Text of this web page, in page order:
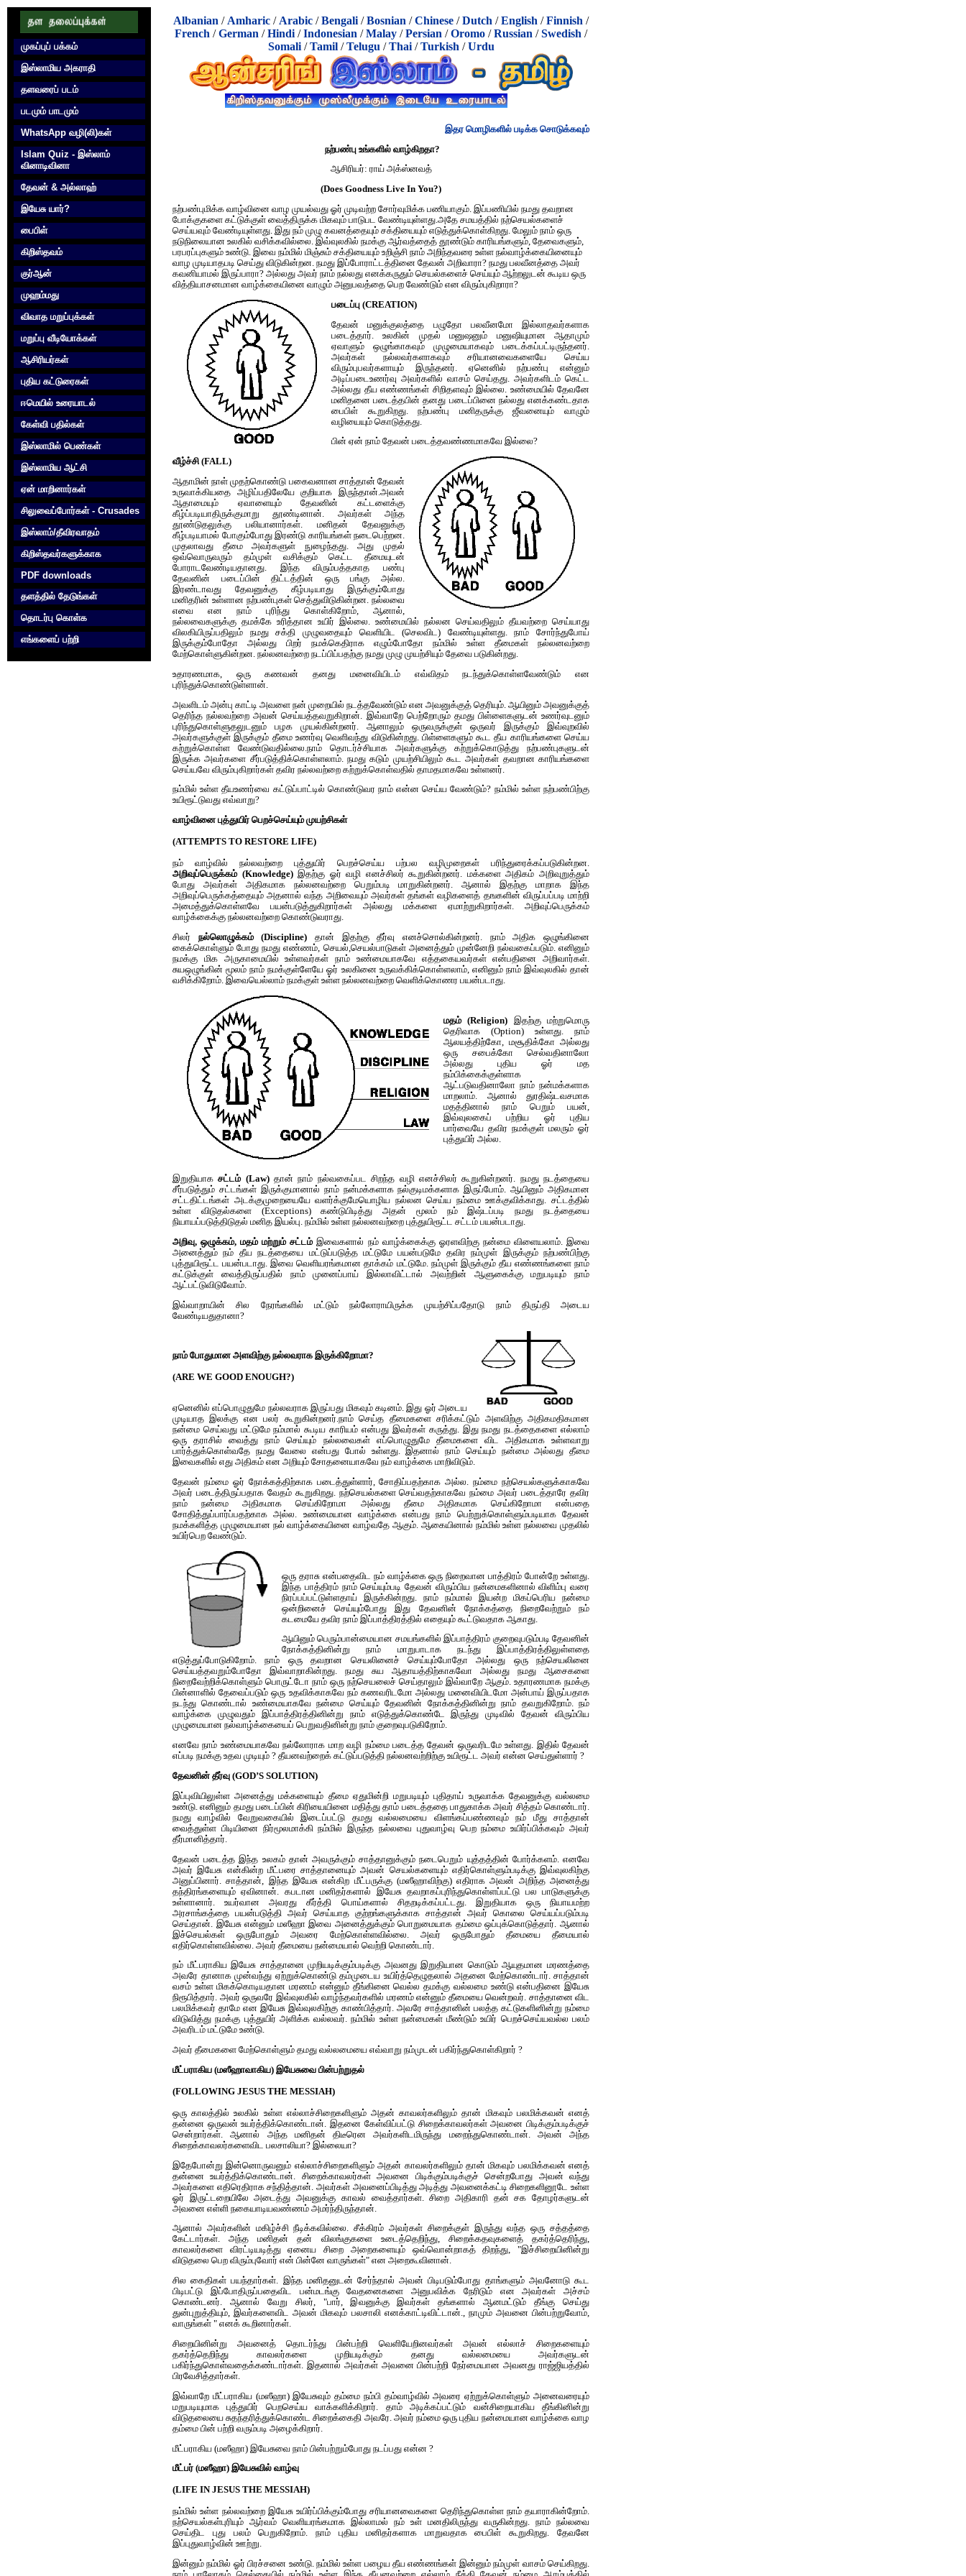
முகப்புப் பக்கம்
இஸ்லாமிய அகராதி
தளவரைப் படம்
படமும் பாடமும்
WhatsApp வழி(லி)கள்
Islam Quiz - இஸ்லாம்
வினாடிவினா
தேவன் & அல்லாஹ்
இயேசு யார்?
பைபிள்
கிறிஸ்தவம்
குர்‍ஆன்
முஹம்மது
விவாத மறுப்புக்கள்
மறுப்பு வீடியோக்கள்
ஆசிரியர்கள்
புதிய கட்டுரைகள்
ஈமெயில் உரையாடல்
கேள்வி பதில்கள்
இஸ்லாமில் பெண்கள்
இஸ்லாமிய ஆட்சி
ஏன் மாறினார்கள்
சிலுவைப்போர்கள் - Crusades
இஸ்லாம்/தீவிரவாதம்
கிறிஸ்தவர்களுக்காக‌
PDF downloads
தளத்தில் தேடுங்கள்
தொடர்பு கொள்க‌
எங்களைப் பற்றி
Albanian / Amharic / Arabic /Bengali /Bosnian /Chinese /Dutch /English /Finnish /
French /German /Hindi /Indonesian /Malay /Persian /Oromo /Russian /Swedish /
Somali/Tamil/Telugu /Thai/Turkish /Urdu
இதர மொழிகளில் படிக்க சொடுக்கவும்
நற்பண்பு உங்களில் வாழ்கிறதா?
ஆசிரியர்: ராய் அக்ஸ்னவத்
(Does Goodness Live In You?)
ந‌ற்ப‌ண்புமிக்க வாழ்வினை வாழ முய‌ல்வ‌து ஓர் முடிவ‌ற்ற சோர்வுமிக்க பணியாகும். இப்பணியில் ந‌ம‌து த‌வ‌றான
போக்குக‌ளை க‌ட்டுக்குள் வைத்திருக்க மிக‌வும் பாடுப‌ட‌ வேண்டியுள்ள‌து.அதே ச‌மயத்தில் நற்செய‌ல்களைச்
செய்யவும் வேண்டியுள்ளது. இது நம் முழு கவனத்தையும் சக்தியையும் எடுத்துக்கொள்கிற‌து. மேலும் நாம் ஒரு
நடுநிலையான உலகில் வசிக்கவில்லை. இவ்வுலகில் நமக்கு ஆர்வத்தைத் தூண்டும் காரியங்களும், தேவைகளும்,
பரபரப்புகளும் உண்டு. இவை நம்மில் மிஞ்சும் சக்தியையும் உறிஞ்சி நாம் அறிந்தவரை உள்ள நல்வாழ்க்கையினையும்
வாழ முடியாதபடி செய்து விடுகின்றன‌. நமது இப்போராட்டத்தினை தேவன் அறிவாரா? நமது பலவீனத்தை அவர்
கவனியாமல் இருப்பாரா? அல்லது அவர் நாம் நல்லது என‌க்கருதும் செயல்களைச் செய்யும் ஆற்றலுடன் கூடிய ஒரு
வித்தியாசனமான‌ வாழ்க்கையினை வாழும் அனுபவத்தை பெற வேண்டும் என விரும்புகிறாரா?
படைப்பு (CREATION)
தேவன் மனுக்குலத்தை பழுதோ பலவீனமோ இல்லாதவர்களாக‌
படைத்தார். உலகின் முதல் மனுஷனும் ம‌னுஷியுமான ஆதாமும்
ஏவாளும் ஒழுங்காகவும் முழுமையாகவும் படைக்கப்பட்டிருந்தனர்.
அவர்கள் நல்லவர்களாகவும் சரியானவைகளையே செய்ய
விரும்புபவர்களாயும் இருந்தனர். ஏனெனில் நற்பண்பு என்னும்
அடிப்படைஉண‌ர்வு அவர்களில் வாசம் செய்தது. அவர்களிடம் கெட்ட
அல்லது தீய எண்ணங்கள் சிறிதளவும் இல்லை. உண்மையில் தேவனே
மனிதனை படைத்தபின் தனது படைப்பினை நல்லது எனக்கண்டதாக
பைபிள் கூறுகிறது. நற்பண்பு மனிதருக்கு ஜீவனையும் வாழும்
வழியையும் கொடுத்த‌து.
பின் ஏன் நாம் தேவன் படைத்தவண்ணமாகவே இல்லை?
வீழ்ச்சி (FALL)
ஆதாமின் நாள் முதற்கொண்டு பகைவனான சாத்தான் தேவன்
உருவாக்கியதை அழிப்பதிலேயே குறியாக இருந்தான்.அவன்
ஆதாமையும் ஏவாளையும் தேவனின் கட்டளைக்கு
கீழ்ப்படியாதிருக்குமாறு தூண்டினான். அவர்கள் அந்த
தூண்டுதலுக்கு பலியானார்கள். மனிதன் தேவனுக்கு
கீழ்படியாமல் போகும்போது இரண்டு காரியங்கள் நடைபெற்றன.
முதலாவது தீமை அவர்களுள் நுழைந்தது. அது முதல்
ஒவ்வொருவரும் தம்முள் வசிக்கும் கெட்ட தீமையுடன்
போராடவேண்டியதானது. இந்த விரும்பத்தகாத பண்பு
தேவனின் படைப்பின் திட்டத்தின் ஒரு பங்கு அல்ல.
இரண்டாவது தேவனுக்கு கீழ்படியாது இருக்கும்போது
மனிதரின் உள்ளான நற்பண்புகள் செத்துவிடுகின்றன. நல்லவை
எவை என‌ நாம் புரிந்து கொள்கிறோம், ஆனால்,
நல்லவைகளுக்கு தமக்கே உரித்தான உயிர் இல்லை. உண்மையில் நல்லன செய்வதிலும் தீயவற்றை செய்யாது
விலகியிருப்பதிலும் நமது சக்தி முழுவதையும் வெளியிட (செலவிட) வேண்டியுள்ளது. நாம் சோர்ந்துபோய்
இருக்கும்போதோ அல்லது பிறர் நமக்கெதிராக எழும்போதோ நம்மில் உள்ள தீமைகள் நல்லனவற்றை
மேற்கொள்ளுகின்றன. நல்லனவற்றை நடப்பிப்பதற்கு நமது முழு முயற்சியும் தேவை படுகின்றது.
உதாரணமாக, ஒரு கணவன் தனது மனைவியிடம் எவ்விதம் நடந்துக்கொள்ளவேண்டும் என
புரிந்துக்கொண்டுள்ளான்.
அவளிடம் அன்பு காட்டி அவளை நன் முறையில் நடத்தவேண்டும் என அவனுக்குத் தெரியும். ஆயினும் அவ‌னுக்குத்
தெரிந்த நல்லவற்றை அவன் செய்யத்தவறுகிறான். இவ்வாறே பெற்றோரும் தமது பிள்ளைகளுடன் உணர்வுடனும்
புரிந்துகொள்ளுதலுடனும் பழக முயல்கின்றனர். ஆனாலும் ஒருவருக்குள் ஒருவர் இருக்கும் இவ்வுறவில்
அவர்களுக்குள் இருக்கும் தீமை உணர்வு வெளிவந்து விடுகின்றது. பிள்ளைகளும் கூட தீய காரியங்களை செய்ய‌
கற்றுக்கொள்ள வேண்டுவதில்லை.நாம் தொடர்ச்சியாக அவர்களுக்கு க‌ற்றுக்கொடுத்து நற்பண்புகளுடன்
இருக்க‌ அவர்களை சீர்படுத்திக்கொள்ளலாம். நமது கடும் முயற்சியிலும் கூட அவர்கள் தவறான காரியங்களை
செய்யவே விரும்புகிறார்கள் தவிர நல்லவற்றை கற்றுக்கொள்வதில் தாமதமாகவே உள்ளனர்.
நம்மில் உள்ள தீயஉணர்வை கட்டுப்பாட்டில் கொண்டுவர நாம் என்ன செய்ய வேண்டும்? நம்மில் உள்ள நற்பண்பிற்கு
உயிரூட்டுவது எவ்வாறு?
வாழ்வினை புத்துயிர் பெறச்செய்யும் முயற்சிகள்
(ATTEMPTS TO RESTORE LIFE)
நம் வாழ்வில் நல்லவற்றை புத்துயிர் பெறச்செய்ய பற்பல வழிமுறைகள் பரிந்துரைக்கப்படுகின்றன.
அறிவுப்பெருக்கம் (Knowledge)இதற்கு ஓர் வழி என‌ச்சிலர் கூறுகின்றனர். மக்களை அதிகம் அறிவுறுத்தும்
போது அவர்கள் அதிகமாக நல்லனவற்றை பெறும்படி மாறுகின்றனர். ஆனால் இதற்கு மாறாக இந்த
அறிவுப்பெருக்கத்தையும் அதனால் வந்த அறிவையும் அவர்கள் தங்கள் வழிகளைத் தஙகளின் விருப்ப‌ப்படி மாற்றி
அமைத்துக்கொள்ளவே பயன்படுத்துகிறார்கள் அல்லது மக்களை ஏமாற்றுகிறார்கள். அறிவுப்பெருக்கம்
வாழ்க்கைக்கு நல்லனவற்றை கொண்டுவராது.
சிலர் நல்லொழுக்கம் (Discipline) தான் இதற்கு தீர்வு எனச்சொல்கின்றனர். நாம் அதிக ஒழுங்கினை
கைக்கொள்ளும் போது நமது எண்ணம், செயல்,செயல்பாடுகள் அனைத்தும் முன்னேறி நல்வகைப்படும். எனினும்
நமக்கு மிக அருகாமையில் உள்ளவர்கள் நாம் உண்மையாகவே எத்தகையவர்கள் என்பதினை அறிவார்கள்.
சுய‌ஒழுங்கின் மூலம் நாம் நமக்குள்ளேயே ஓர் உலகினை உருவக்கிக்கொள்ளலாம், எனினும் நாம் இவ்வுலகில் தான்
வசிக்கிறோம். இவையெல்லாம் நமக்குள் உள்ள‌ நல்லனவற்றை வெளிக்கொணர பயன்படாது.
மதம் (Religion) இதற்கு மற்றுமொரு
தெரிவாக (Option) உள்ளது. நாம்
ஆல‌யத்திற்கோ, மசூதிக்கோ அல்லது
ஒரு சபைக்கோ செல்வதினாலோ
அல்லது புதிய ஓர் மத
நம்பிக்கைக்குள்ளாக
ஆட்படுவதினாலோ நாம் நன்மக்களாக
மாறலாம். ஆனால் துரதிஷ்டவச‌மாக‌
மதத்தினால் நாம் பெறும் பயன்,
இவ்வுல‌கைப் ப‌ற்றிய‌ ஓர் புதிய‌
பார்வையே த‌விர‌ ந‌ம‌க்குள் ம‌ல‌ரும் ஓர்
புத்துயிர் அல்ல‌.
இறுதியாகசட்டம் (Law)தான் நாம் நல்வகைப்பட சிறந்த வழி எனச்சிலர் கூறுகின்ற‌னர். நமது நடத்தையை
சீர்படுத்தும் சட்டங்கள் இருக்குமானால் நாம் நன்மக்களாக நல்குடிமக்களாக‌ இருப்போம். ஆயினும் அதிகமான
சட்டதிட்டங்கள் அடக்குமுறையையே வளர்க்குமேயொழிய‌ நல்லன செய்ய நம்மை ஊக்குவிக்காது. சட்டத்தில்
உள்ள விடுதல்களை (Exceptions) கண்டுபிடித்து அதன் மூலம் நம் இஷ்டப்படி நமது நடத்தையை
நியாயப்படுத்திடுதல் மனித இயல்பு. நம்மில் உள்ள நல்லனவற்றை புத்துயிரூட்ட சட்டம் பயன்படாது.
அறிவு, ஒழுக்க‌ம், ம‌த‌ம் ம‌ற்றும் ச‌ட்ட‌ம்இவைகளால் ந‌ம் வாழ்க்கைக்கு ஓரளவிற்கு நன்மை விளையலாம். இவை
அனைத்தும் ந‌ம் தீய‌ ந‌ட‌த்தையை ம‌ட்டுப்ப‌டுத்த‌ ம‌ட்டுமே ப‌ய‌ன்ப‌டுமே தவிர‌ ந‌ம்முள் இருக்கும் நற்ப‌ண்பிற்கு
புத்துயிரூட்ட‌ ப‌ய‌ன்ப‌டாது. இவை வெளிய‌ர‌ங்க‌மான தாக்கம் மட்டுமே. நம்முள் இருக்கும் தீய எண்ணங்களை நாம்
கட்டுக்குள் வைத்திருப்ப‌தில் நாம் முனைப்பாய் இல்லாவிட்டால் அவற்றின் ஆளுகைக்கு மறுபடியும் நாம்
ஆட்பட்டுவிடுவோம்.
இவ்வாறாயின் சில நேரங்களில் மட்டும் நல்லோராயிருக்க முயற்சிப்பதோடு நாம் திருப்தி அடைய
வேண்டியதுதானா?
நாம் போதுமான அளவிற்கு நல்லவராக இருக்கிறோமா?
(ARE WE GOOD ENOUGH?)
ஏனெனில் எப்பொழுதுமே நல்லவராக இருப்பது மிகவும் கடினம். இது ஓர் அடைய
முடியாத இலக்கு என பலர் கூறுகின்றனர்.நாம் செய்த‌ தீமைக‌ளை ச‌ரிக்க‌ட்டும் அள‌விற்கு அதிகமதிகமான‌
ந‌ன்மை செய்வ‌து ம‌ட்டுமே நம்மால் கூடிய‌ காரிய‌ம் என்ப‌து இவ‌ர்க‌ள் க‌ருத்து. இது ந‌ம‌து ந‌ட‌த்தைக‌ளை எல்லாம்
ஒரு த‌ராசில் வைத்து நாம் செய்யும் நல்லவைகள் எப்பொழுதுமே தீமைகளை விட அதிகமாக உள்ளவாறு
பார்த்துக்கொள்வதே நமது வேலை என்பது போல் உள்ளது. இதனால் நாம் செய்யும் நன்மை அல்லது தீமை
இவைகளில் எது அதிகம் என அறியும் சோதனையாகவே நம் வாழ்க்கை மாறிவிடும்.
தேவன் நம்மை ஓர் நோக்கத்திற்காக படைத்துள்ளார், சோதிப்பதற்காக அல்ல. நம்மை நற்செயல்களுக்காகவே
அவர் படைத்திருப்பதாக வேதம் கூறுகிறது. நற்செயல்களை செய்வதற்காகவே நம்மை அவர் படைத்தாரே தவிர
நாம் நன்மை அதிகமாக செய்கிறோமா அல்லது தீமை அதிகமாக செய்கிறோமா என்பதை
சோதித்துப்பார்ப்பதற்காக அல்ல. உண்மையான‌ வாழ்க்கை என்பது நாம் பெற்றுக்கொள்ளும்படியாக தேவன்
நமக்களித்த முழுமையான நல் வாழ்க்கையினை வாழ்வதே ஆகும். ஆகையினால் நம்மில் உள்ள நல்லவை முதலில்
உயிர்பெற வேண்டும்.
ஒரு தராசு என்பதைவிட நம் வாழ்க்கை ஒரு நிறைவான பாத்திரம் போன்றே உள்ளது.
இந்த பாத்திரம் நாம் செய்யும்படி தேவன் விரும்பிய நன்மைகளினால் விளிம்பு வரை
நிரப்பப்பட்டுள்ளதாய் இருக்கின்றது. நாம் நம்மால் இயன்ற மிகப்பெரிய நன்மை
ஒன்றினைச் செய்யும்போது இது தேவனின் நோக்கத்தை நிறைவேற்றும் நம்
கடமையே தவிர நாம் இப்பாத்திரத்தில் எதையும் கூட்டுவதாக ஆகாது.
ஆயினும் பெரும்பான்மையான‌ ச‌ம‌ய‌ங்க‌ளில் இப்பாத்திர‌ம் குறைவுப‌டும்ப‌டி தேவனின்
நோக்க‌த்தினின்று நாம் மாறுபாடாக‌ நடந்து இப்பாத்திரத்திலுள்ளதை
எடுத்துப்போடுகிறோம். நாம் ஒரு தவறான செய‌லினைச் செய்யும்போதோ அல்ல‌து ஒரு ந‌ற்செய‌லினை
செய்ய‌த்த‌வ‌றும்போதோ இவ்வாறாகின்ற‌து. ந‌ம‌து சுய‌ ஆதாயத்திற்காக‌வோ அல்ல‌து ந‌ம‌து ஆசைகளை
நிறைவேற்றிக்கொள்ளும் பொருட்டோ நாம் ஒரு ந‌ற்செய‌லைச் செய்தாலும் இவ்வாறே ஆகும். உதார‌ண‌மாக‌ ந‌ம‌க்கு
பின்னாளில் தேவைப்ப‌டும் ஒரு உத‌விக்காக‌வே ந‌ம் க‌ண‌வ‌ரிட‌மோ அல்ல‌து ம‌னைவியிட‌மோ அன்பாய் இருப்ப‌தாக‌
ந‌டந்து கொண்டால் உண்மையாக‌வே ந‌ன்மை செய்யும் தேவனின் நோக்க‌த்தினின்று நாம் த‌வ‌றுகிறோம். ந‌ம்
வாழ்க்கை முழுவ‌தும் இப்பாத்திர‌த்தினின்று நாம் எடுத்துக்கொண்டே இருந்து முடிவில் தேவன் விரும்பிய‌
முழுமையான‌ ந‌ல்வாழ்க்கையைப் பெறுவதினின்று நாம் குறைவுப‌டுகிறோம்.
என‌வே நாம் உண்மையாக‌வே ந‌ல்லோராக‌ மாற‌ வ‌ழி நம்மை படைத்த தேவன் ஒருவ‌ரிட‌மே உள்ள‌து. இதில் தேவன்
எப்ப‌டி ந‌ம‌க்கு உத‌வ‌ முடியும் ? தீய‌ன‌வ‌ற்றைக் கட்டுப்ப‌டுத்தி ந‌ல்ல‌ன‌வ‌ற்றிற்கு உயிரூட்ட‌ அவ‌ர் என்ன‌ செய்துள்ளார் ?
தேவனின் தீர்வு (GOD’S SOLUTION)
இப்புவியிலுள்ள‌ அனைத்து ம‌க்களையும் தீமை ஏதுமின்றி ம‌றுப‌டியும் புதிதாய் உருவாக்க‌ தேவனுக்கு வ‌ல்ல‌மை
உண்டு. எனினும் த‌ம‌து ப‌டைப்பின் கிரியையினை ம‌தித்து தாம் ப‌டைத்த‌தை பாதுகாக்க‌ அவ‌ர் சித்த‌ம் கொண்டார்.
ந‌ம‌து வாழ்வில் வேறுவகையில் இடைப்பட்டு த‌ம‌து வ‌ல்ல‌மையை விள‌ங்க‌ப்ப‌ண்ணவும் ந‌ம் மீது சாத்தான்
வைத்துள்ள‌ பிடியினை நிர்மூலமாக்கி ந‌ம்மில் இருந்த நல்லவை புதுவாழ்வு பெற‌ நம்மை உயிர்ப்பிக்க‌வும் அவ‌ர்
தீர்மானித்தார்.
தேவன் படைத்த இந்த உலகம் தான் அவருக்கும் சாத்தானுக்கும் நடைபெறும் யுத்தத்தின் போர்க்களம். எனவே
அவர் இயேசு என்கின்ற மீட்பரை சாத்தானையும் அவன் செயல்களையும் எதிர்கொள்ளும்படிக்கு இவ்வுலகிற்கு
அனுப்பினார். சாத்தான், இந்த இயேசு என்கிற மீட்பருக்கு (மஸீஹாவிற்கு) எதிராக அவன் அறிந்த அனைத்து
தந்திரங்களையும் ஏவினான். கபடான மனிதர்களால் இயேசு தவறாகப்புரிந்துகொள்ளப்பட்டு பல பாடுகளுக்கு
உள்ளானார். உயர்வான அவரது கீர்த்தி பொய்களால் சிதற‌டிக்கப்பட்டது. இறுதியாக ஒரு நியாயமற்ற
அரசாங்கத்தை பயன்படுத்தி அவர் செய்யாத குற்றங்களுக்காக சாத்தான் அவர் கொலை செய்யப்படும்படி
செய்தான். இயேசு என்னும் மஸீஹா இவை அனைத்துக்கும் பொறுமையாக தம்மை ஒப்புக்கொடுத்தார். ஆனால்
இச்செயல்கள் ஒருபோதும் அவரை மேற்கொள்ளவில்லை. அவர் ஒருபோதும் தீமையை தீமையால்
எதிர்கொள்ளவில்லை. அவர் தீமையை நன்மையால் வெற்றி கொண்டார்.
ந‌ம் மீட்ப‌ராகிய‌ இயேசு சாத்தானை முறிய‌டிக்கும்ப‌டிக்கு அவனது இறுதியான கொடும் ஆயுத‌மான‌ ம‌ர‌ண‌த்தை
அவரே தானா‌க‌ முன்வந்து ஏற்றுக்கொண்டு தம்முடைய‌ உயிர்த்தெழுதலால் அத‌னை மேற்கொண்டார். சாத்தான்
வ‌ச‌ம் உள்ள மிக‌க்கொடிய‌தான‌ ம‌ர‌ண‌ம் என்னும் தீங்கினை வெல்ல தமக்கு வல்லமை உண்டு என்பதினை இயேசு
நிரூபித்தார். அவ‌ர் ஒருவரே இவ்வுலகில் வாழ்ந்தவர்களில் மரணம் என்னும் தீமையை வென்றவர். சாத்தானை விட
பலமிக்கவர் தாமே என இயேசு இவ்வுலகிற்கு காண்பித்தார். அவரே சாத்தானின் பலத்த கட்டுகளினின்று நம்மை
விடுவித்து நமக்கு புத்துயிர் அளிக்க‌ வ‌ல்ல‌வ‌ர். ந‌ம்மில் உள்ள‌ ந‌ன்மைக‌ள் மீண்டும் உயிர் பெறச்செய்யவல்ல பலம்
அவரிடம் மட்டுமே உண்டு.
அவர் தீமைகளை மேற்கொள்ளும் தமது வல்லமையை எவ்வாறு நம்முடன் பகிர்ந்துகொள்கிறார் ?
மீட்ப‌ராகிய‌ (மஸீஹாவாகிய) இயேசுவை பின்ப‌ற்றுத‌ல்
(FOLLOWING JESUS THE MESSIAH)
ஒரு கால‌த்தில் உல‌கில் உள்ள‌ எல்லாச்சிறைக‌ளிளும் அத‌ன் காவ‌ல‌ர்க‌ளிலும் தான் மிக‌வும் ப‌ல‌மிக்க‌வ‌ன் எனத்
தன்னை ஒருவன் உயர்த்திக்கொண்டான். இதனை கேள்விப்பட்டு சிறைக்காவலர்கள் அவனை பிடிக்கும்படிக்குச்
சென்றார்கள். ஆனால் அந்த மனிதன் திடீரென அவர்களிடமிருந்து மறைந்துகொண்டான். அவன் அந்த
சிறைக்காவலர்களைவிட பலசாலியா? இல்லையா?
இதேபோன்று இன்னொருவனும் எல்லாச்சிறைக‌ளிளும் அத‌ன் காவ‌ல‌ர்க‌ளிலும் தான் மிக‌வும் ப‌ல‌மிக்க‌வ‌ன் எனத்
தன்னை உயர்த்திக்கொண்டான். சிறைக்காவலர்கள் அவனை பிடிக்கும்படிக்குச் சென்றபோது அவன் வந்து
அவர்களை எதிரெதிராக சந்தித்தான். அவர்கள் அவனைப்பிடித்து அடித்து அவனைக்கட்டி சிறைகளினூடே உள்ள
ஓர் இருட்டறையிலே அடைத்து அவனுக்கு காவல் வைத்தார்கள். சிறை அதிகாரி தன் சக தோழர்களுடன்
அவனை எள்ளி நகையாடியவண்ணம் அமர்ந்திருந்தான்.
ஆனால் அவர்களின் மகிழ்ச்சி நீடிக்கவில்லை. சீக்கிரம் அவர்கள் சிறைக்குள் இருந்து வந்த‌ ஒரு சத்தத்தை
கேட்டார்கள். அந்த மனிதன் தன் விலங்குகளை உடைத்தெறிந்து, சிறைக்கதவுகளைத் தகர்த்தெரிந்து,
காவலர்களை விரட்டியடித்து ஏனைய‌ சிறை அறைகளையும் ஒவ்வொன்றாகத் திறந்து, "இச்சிறையினின்று
விடுதலை பெற விரும்புவோர் என் பின்னே வாருங்கள்" என‌ அறைகூவினான்.
சில கைதிகள் பயந்தார்கள். இந்த மனிதனுடன் சேர்ந்தால் அவன் பிடிபடும்போது தாங்களும் அவனோடு கூட
பிடிபட்டு இப்போதிருப்பதைவிட பன்மடங்கு வேதனைகளை அனுபவிக்க நேரிடும் என அவர்கள் அச்சம்
கொண்டனர். ஆனால் வேறு சிலர், "பார், இவனுக்கு இவர்கள் தங்களால் ஆனமட்டும் தீங்கு செய்து
துன்புறுத்தியும், இவர்களைவிட அவன் மிகவும் பலசாலி எனக்காட்டிவிட்டான்., நாமும் அவனை பின்ப‌ற்றுவோம்,
வாருங்கள் " என‌க் கூறினார்கள்.
சிறையினின்று அவ‌னைத் தொடர்ந்து பின்ப‌ற்றி வெளியேறின‌வ‌ர்க‌ள் அவ‌ன் எல்லாச் சிறைக‌ளையும்
த‌க‌ர்த்தெறிந்து காவலர்களை முறியடிக்கும் த‌ன‌து வ‌ல்ல‌மையை அவர்களுடன்
பகிர்ந்துகொள்வதைக்கண்டார்கள். இதனால் அவர்கள் அவனை பின்பற்றி நேர்மையான அவனது ராஜ்ஜியத்தில்
பிரவேசித்தார்கள்.
இவ்வாறே மீட்பராகிய (மஸீஹா) இயேசுவும் தம்மை நம்பி தம்வாழ்வில் அவரை ஏற்றுக்கொள்ளும் அனைவரையும்
மறுபடியுமாக புத்துயிர் பெறசெய்ய வாக்களிக்கிறார். தாம் அடிக்கப்பட்டும் வன்சிறையாகிய தீங்கினின்று
விடுதலையை சுதந்தரித்துக்கொண்ட சிறைக்கைதி அவரே. அவர் நம்மை ஒரு புதிய நன்மையான வாழ்க்கை வாழ
தம்மை பின் பற்றி வரும்படி அழைக்கிறார்.
மீட்பராகிய (மஸீஹா) இயேசுவை நாம் பின்பற்றும்போது நடப்பது என்ன ?
மீட்ப‌ர் (மஸீஹா) இயேசுவில் வாழ்வு
(LIFE IN JESUS THE MESSIAH)
ந‌ம்மில் உள்ள‌ ந‌ல்ல‌வ‌ற்றை இயேசு உயிர்ப்பிக்கும்போது ச‌ரியான‌வைக‌ளை தெரிந்துகொள்ள‌ நாம் தயாராகின்றோம்.
ந‌ற்செய‌ல்க‌ள்புரியும் ஆர்வ‌ம் வெளிய‌ர‌ங்க‌மாக‌ இல்லாம‌ல் ந‌ம் உள் ம‌ன‌திலிருந்து வ‌ருகின்ற‌து. நாம் ந‌ல்ல‌வை
செய்திட‌ புது ப‌ல‌ம் பெறுகிறோம். நாம் புதிய‌ ம‌னித‌ர்க‌ளாக‌ மாறுவ‌தாக‌ பைபிள் கூறுகிற‌து. தேவனே
இப்புதுவாழ்வின் ஊற்று.
இன்னும் நம்மில் ஓர் பிரச்சனை உண்டு. நம்மில் உள்ள பழைய தீய எண்ணங்கள் இன்னும் நம்முள் வாசம் செய்கிறது.